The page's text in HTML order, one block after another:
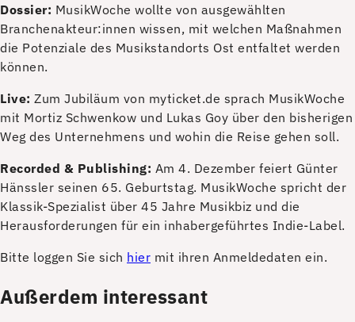
Dossier: MusikWoche wollte von ausgewählten
Branchenakteur:innen wissen, mit welchen Maßnahmen
die Potenziale des Musikstandorts Ost entfaltet werden
können.
Live: Zum Jubiläum von myticket.de sprach MusikWoche
mit Mortiz Schwenkow und Lukas Goy über den bisherigen
Weg des Unternehmens und wohin die Reise gehen soll.
Recorded & Publishing: Am 4. Dezember feiert Günter
Hänssler seinen 65. Geburtstag. MusikWoche spricht der
Klassik-Spezialist über 45 Jahre Musikbiz und die
Herausforderungen für ein inhabergeführtes Indie-Label.
Bitte loggen Sie sich hier mit ihren Anmeldedaten ein.
Außerdem interessant